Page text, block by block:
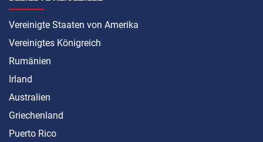
Vereinigte Staaten von Amerika
Vereinigtes Königreich
Rumänien
Irland
Australien
Griechenland
Puerto Rico